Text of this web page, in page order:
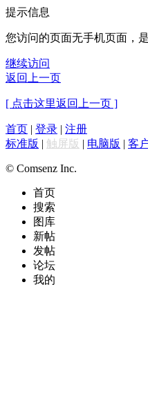
提示信息
您访问的页面无手机页面，
继续访问
返回上一页
[ 点击这里返回上一页 ]
首页 | 登录 | 注册
标准版 | 触屏版 | 电脑版 | 客
© Comsenz Inc.
首页
搜索
图库
新帖
发帖
论坛
我的